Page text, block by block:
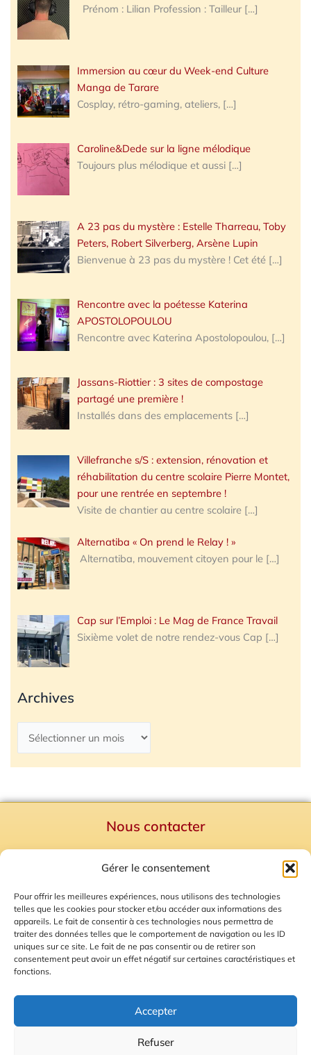
Gérer le consentement
Pour offrir les meilleures expériences, nous utilisons des technologies
telles que les cookies pour stocker et/ou accéder aux informations des
appareils. Le fait de consentir à ces technologies nous permettra de
traiter des données telles que le comportement de navigation ou les ID
uniques sur ce site. Le fait de ne pas consentir ou de retirer son
consentement peut avoir un effet négatif sur certaines caractéristiques et
fonctions.
Accepter
Refuser
Prénom : Lilian Profession : Tailleur […]
Immersion au cœur du Week-end Culture
Manga de Tarare
Cosplay, rétro-gaming, ateliers, […]
Caroline&Dede sur la ligne mélodique
Toujours plus mélodique et aussi […]
A 23 pas du mystère : Estelle Tharreau, Toby
Peters, Robert Silverberg, Arsène Lupin
Bienvenue à 23 pas du mystère ! Cet été […]
Rencontre avec la poétesse Katerina
APOSTOLOPOULOU
Rencontre avec Katerina Apostolopoulou, […]
Jassans-Riottier : 3 sites de compostage
partagé une première !
Installés dans des emplacements […]
Villefranche s/S : extension, rénovation et
réhabilitation du centre scolaire Pierre Montet,
pour une rentrée en septembre !
Visite de chantier au centre scolaire […]
Alternatiba « On prend le Relay ! »
Alternatiba, mouvement citoyen pour le […]
Cap sur l’Emploi : Le Mag de France Travail
Sixième volet de notre rendez-vous Cap […]
Archives
Nous contacter
Mentions Légales
Plan du site
Gestion des Cookies